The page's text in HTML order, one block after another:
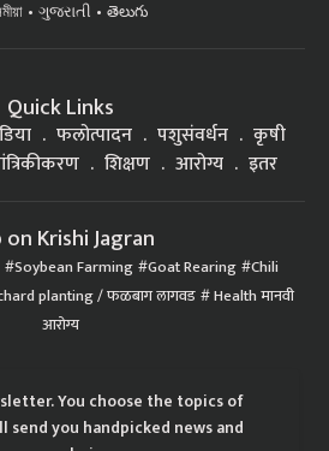
ગુજરાતી తెలుగు
Quick Links
फलोत्पादन पशुसंवर्धन
कृषी
शिक्षण आरोग्य इतर
Krishi Jagran
Soybean Farming Goat Rearing Chili
planting / फळबाग लागवड Health मानवी
आरोग्य
You choose the topics of
you handpicked news and